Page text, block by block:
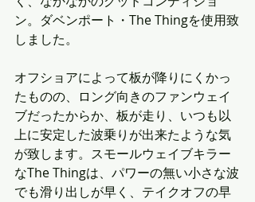
ン。ダベンポート・The Thingを使用致
しました。
オフショアによって板が降りにくかっ
たものの、ロング向きのファンウェイ
ブだったからか、板が走り、いつも以
上に安定した波乗りが出来たような気
が致します。スモールウェイブキラー
なThe Thingは、パワーの無い小さな波
でも滑り出しが早く、テイクオフの早